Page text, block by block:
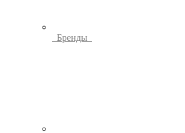
Бренды